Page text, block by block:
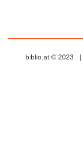
biblio.at © 2023 |